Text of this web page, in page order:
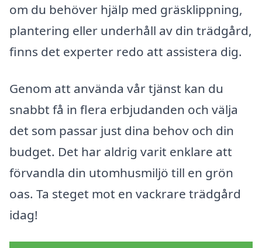
om du behöver hjälp med gräsklippning,
plantering eller underhåll av din trädgård,
finns det experter redo att assistera dig.
Genom att använda vår tjänst kan du
snabbt få in flera erbjudanden och välja
det som passar just dina behov och din
budget. Det har aldrig varit enklare att
förvandla din utomhusmiljö till en grön
oas. Ta steget mot en vackrare trädgård
idag!